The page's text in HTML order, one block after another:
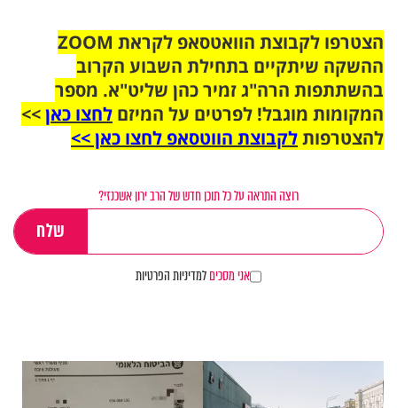
הצטרפו לקבוצת הוואטסאפ לקראת ZOOM
ההשקה שיתקיים בתחילת השבוע הקרוב
בהשתתפות הרה"ג זמיר כהן שליט"א. מספר
המקומות מוגבל! לפרטים על המיזם לחצו כאן>>
להצטרפותלקבוצת הווטסאפ לחצו כאן >>
רוצה התראה על כל תוכן חדש של הרב ירון אשכנזי?
אני מסכיםלמדיניות הפרטיות